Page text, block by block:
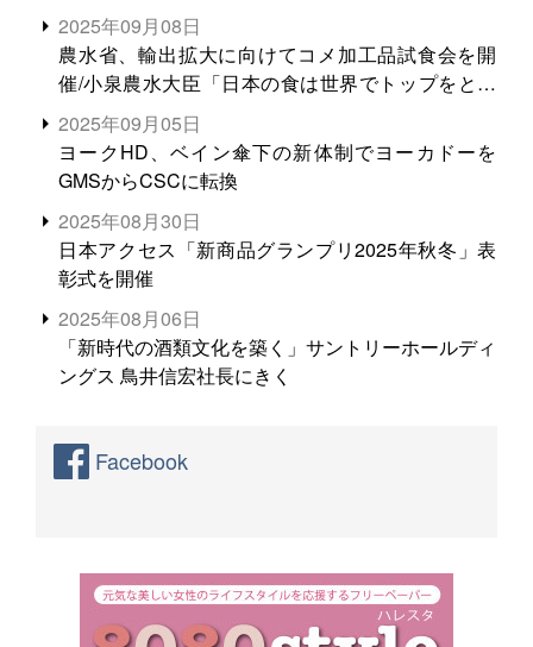
2025年09月08日
農水省、輸出拡大に向けてコメ加工品試食会を開
催/小泉農水大臣「日本の食は世界でトップをとれ
る。米増産に向けて、米輸出需要の拡大を」
2025年09月05日
ヨークHD、ベイン傘下の新体制でヨーカドーを
GMSからCSCに転換
2025年08月30日
日本アクセス「新商品グランプリ2025年秋冬」表
彰式を開催
2025年08月06日
「新時代の酒類文化を築く」サントリーホールディ
ングス 鳥井信宏社長にきく
Facebook